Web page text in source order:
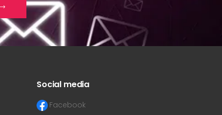
Social media
Facebook